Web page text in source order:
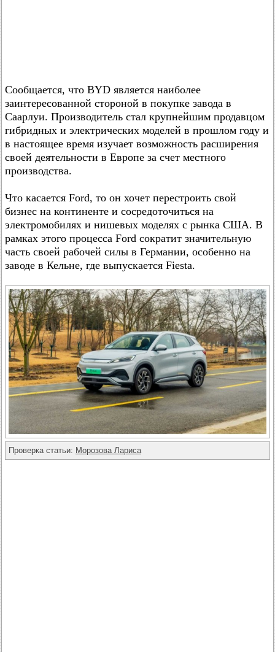
Сообщается, что BYD является наиболее
заинтересованной стороной в покупке завода в
Саарлуи. Производитель стал крупнейшим продавцом
гибридных и электрических моделей в прошлом году и
в настоящее время изучает возможность расширения
своей деятельности в Европе за счет местного
производства.
Что касается Ford, то он хочет перестроить свой
бизнес на континенте и сосредоточиться на
электромобилях и нишевых моделях с рынка США. В
рамках этого процесса Ford сократит значительную
часть своей рабочей силы в Германии, особенно на
заводе в Кельне, где выпускается Fiesta.
Проверка статьи: Морозова Лариса